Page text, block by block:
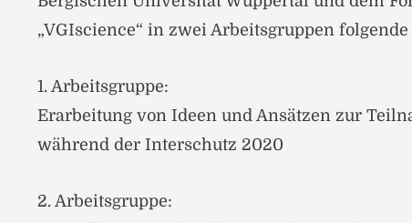
„VGIscience“ in zwei Arbeitsgruppen
1. Arbeitsgruppe:
Erarbeitung von Ideen und Ansätzen zur
während der Interschutz 2020
2. Arbeitsgruppe: